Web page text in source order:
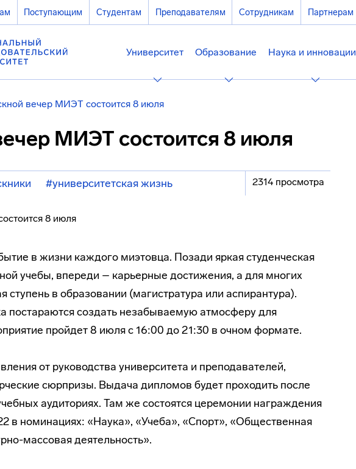
Поступающим Студентам Преподавателям Сотрудникам Партнерам
Университет Образование Наука и инновации
вечер МИЭТ состоится 8 июля
МИЭТ состоится 8 июля
#университетская жизнь 2314 просмотра
в жизни каждого миэтовца. Позади яркая студенческая
учебы, впереди – карьерные достижения, а для многих
ступень в образовании (магистратура или аспирантура).
постараются создать незабываемую атмосферу для
пройдет 8 июля с 16:00 до 21:30 в очном формате.
от руководства университета и преподавателей,
сюрпризы. Выдача дипломов будет проходить после
аудиториях. Там же состоятся церемонии награждения
в номинациях: «Наука», «Учеба», «Спорт», «Общественная
массовая деятельность».